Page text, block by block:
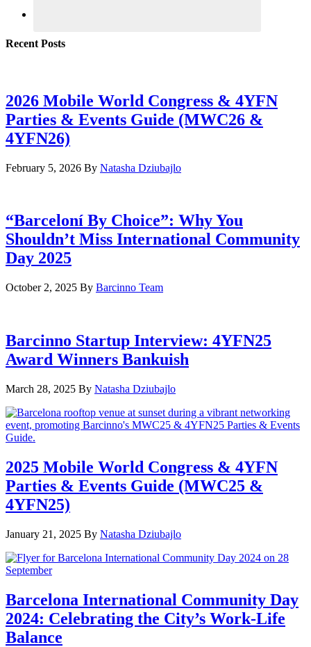
Recent Posts
2026 Mobile World Congress & 4YFN
Parties & Events Guide (MWC26 &
4YFN26)
February 5, 2026 By Natasha Dziubajlo
“Barceloní By Choice”: Why You
Shouldn’t Miss International Community
Day 2025
October 2, 2025 By Barcinno Team
Barcinno Startup Interview: 4YFN25
Award Winners Bankuish
March 28, 2025 By Natasha Dziubajlo
2025 Mobile World Congress & 4YFN
Parties & Events Guide (MWC25 &
4YFN25)
January 21, 2025 By Natasha Dziubajlo
Barcelona International Community Day
2024: Celebrating the City’s Work-Life
Balance